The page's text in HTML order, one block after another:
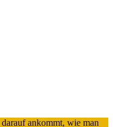
ankommt, wie man